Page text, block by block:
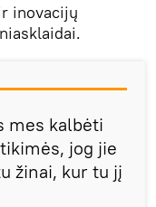
inovacijų
mes kalbėti
jog jie
žinai, kur tu jį